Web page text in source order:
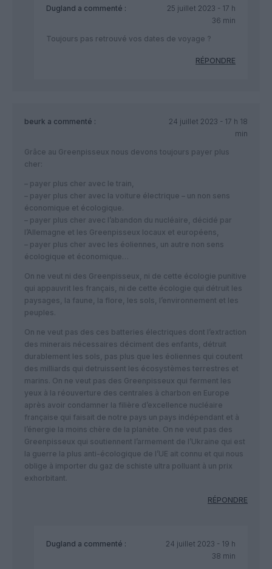
Dugland a commenté :
25 juillet 2023 - 17 h
36 min
Toujours pas retrouvé vos dates de voyage ?
RÉPONDRE
beurk a commenté :
24 juillet 2023 - 17 h 18
min
Grâce au Greenpisseux nous devons toujours payer plus
cher:
– payer plus cher avec le train,
– payer plus cher avec la voiture électrique – un non sens
économique et écologique.
– payer plus cher avec l’abandon du nucléaire, décidé par
l’Allemagne et les Greenpisseux locaux et européens,
– payer plus cher avec les éoliennes, un autre non sens
écologique et économique…
On ne veut ni des Greenpisseux, ni de cette écologie punitive
qui appauvrit les français, ni de cette écologie qui détruit les
paysages, la faune, la flore, les sols, l’environnement et les
peuples.
On ne veut pas des ces batteries électriques dont l’extraction
des minerais nécessaires déciment des enfants, détruit
durablement les sols, pas plus que les éoliennes qui coutent
des milliards qui detruissent les écosystèmes terrestres et
marins. On ne veut pas des Greenpisseux qui ferment les
yeux à la réouverture des centrales à charbon en Europe
après avoir condamner la filière d’excellence nucléaire
française qui faisait de notre pays un pays indépendant et à
l’énergie la moins chère de la planète. On ne veut pas des
Greenpisseux qui soutiennent l’armement de l’Ukraine qui est
la guerre la plus anti-écologique de l’UE ait connu et qui nous
oblige à importer du gaz de schiste ultra polluant à un prix
exhorbitant.
RÉPONDRE
Dugland a commenté :
24 juillet 2023 - 19 h
38 min